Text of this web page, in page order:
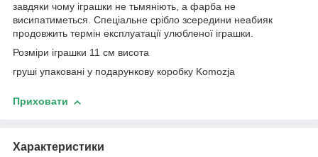
завдяки чому іграшки не тьмяніють, а фарба не
висипатиметься. Спеціальне срібло зсередини неабияк
продовжить термін експлуатації улюбленої іграшки.
Розміри іграшки 11 см висота
груші упаковані у подарункову коробку Komozja
Приховати
Характеристики